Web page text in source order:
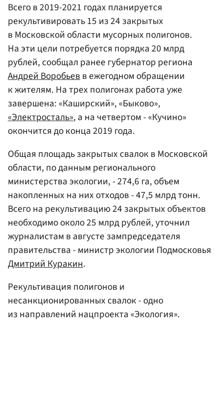
Всего в 2019-2021 годах планируется
рекультивировать 15 из 24 закрытых
в Московской области мусорных полигонов.
На эти цели потребуется порядка 20 млрд
рублей, сообщал ранее губернатор региона
Андрей Воробьевв ежегодном обращении
к жителям. На трех полигонах работа уже
завершена: «Каширский», «Быково»,
«Электросталь», а на четвертом - «Кучино»
окончится до конца 2019 года.
Общая площадь закрытых свалок в Московской
области, по данным регионального
министерства экологии, - 274,6 га, объем
накопленных на них отходов - 47,5 млрд тонн.
Всего на рекультивацию 24 закрытых объектов
необходимо около 25 млрд рублей, уточнил
журналистам в августе зампредседателя
правительства - министр экологии Подмосковья
Дмитрий Куракин.
Рекультивация полигонов и
несанкционированных свалок - одно
из направлений нацпроекта «Экология».